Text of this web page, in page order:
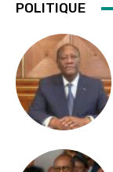
POLITIQUE